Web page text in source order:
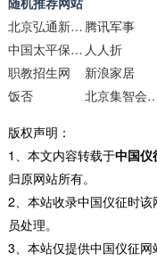
北京弘通新风科技 腾讯军事
中国太平保险集团官方网站 人人折
职教招生网
新浪家居
饭否
北京集智会自然
版权声明：
1、本文内容转载于中国仪
归原网站所有。
2、本站收录中国仪征时
员处理。
3、本站仅提供中国仪征网